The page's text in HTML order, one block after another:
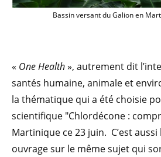
Bassin
Bassin versant du Galion en
« One Health», autrement dit
santés humaine, animale et
la thématique qui a été choisie
scientifique "Chlordécone :
Martinique ce 23 juin. C’est aussi
ouvrage sur le même sujet qui